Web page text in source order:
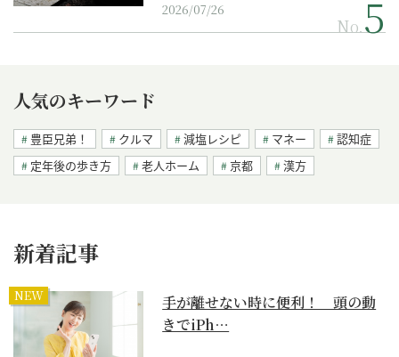
2026/07/26
No.
人気のキーワード
豊臣兄弟！ クルマ 減塩レシピ マネー
認知症
定年後の歩き方
老人ホーム 京都 漢方
新着記事
NEW
手が離せない時に便利！ 頭の動
きでiPh…